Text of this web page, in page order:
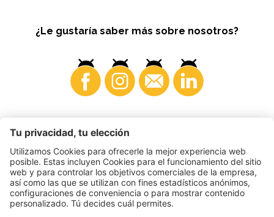
¿Le gustaría saber más sobre nosotros?
Consumidores